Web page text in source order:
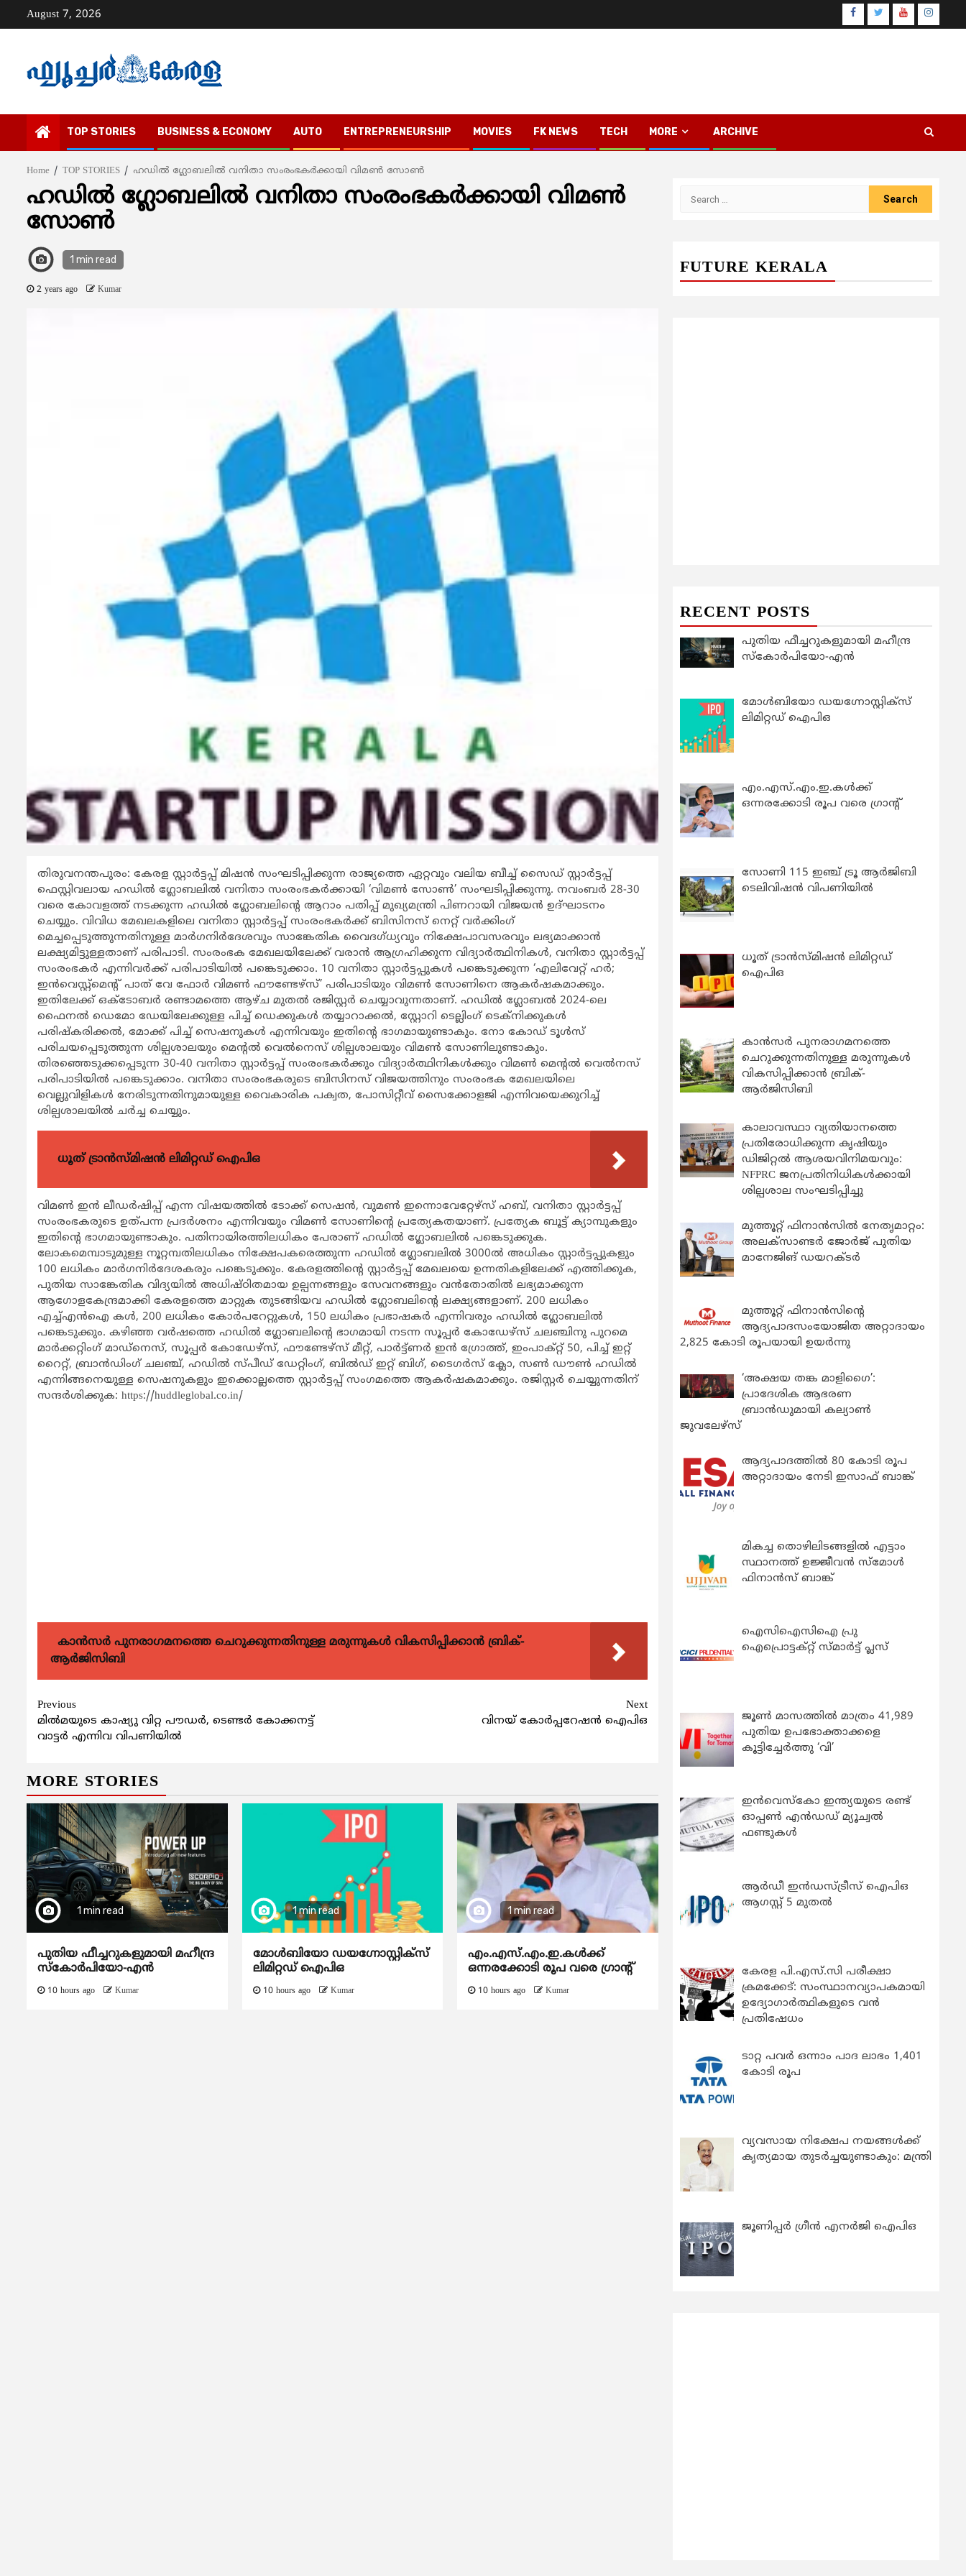
August 7, 2026 Facebook
TwitterYoutube
TOP STORIES BUSINESS & ECONOMY AUTO ENTREPRENEURSHIP MOVIES FK NEWS TECH MORE ARCHIVE
Home TOP STORIES ഹഡില്‍ ഗ്ലോബലില്‍ വനിതാ സംരംഭകര്‍ക്കായി വിമണ്‍ സോണ്‍
ഹഡില്‍ ഗ്ലോബലില്‍ വനിതാ സംരംഭകര്‍ക്കായി വിമണ്‍
സോണ്‍
1 min read
2 years ago Kumar
തിരുവനന്തപുരം: കേരള സ്റ്റാര്‍ട്ടപ്പ് മിഷന്‍ സംഘടിപ്പിക്കുന്ന രാജ്യത്തെ ഏറ്റവും വലിയ ബീച്ച് സൈഡ് സ്റ്റാര്‍ട്ടപ്പ്
ഫെസ്റ്റിവലായ ഹഡില്‍ ഗ്ലോബലില്‍ വനിതാ സംരംഭകര്‍ക്കായി ‘വിമണ്‍ സോണ്‍’ സംഘടിപ്പിക്കുന്നു. നവംബര്‍ 28-30
വരെ കോവളത്ത് നടക്കുന്ന ഹഡില്‍ ഗ്ലോബലിന്‍റെ ആറാം പതിപ്പ് മുഖ്യമന്ത്രി പിണറായി വിജയന്‍ ഉദ്ഘാടനം
ചെയ്യും. വിവിധ മേഖലകളിലെ വനിതാ സ്റ്റാര്‍ട്ടപ്പ് സംരംഭകര്‍ക്ക് ബിസിനസ് നെറ്റ് വര്‍ക്കിംഗ്
മെച്ചപ്പെടുത്തുന്നതിനുള്ള മാര്‍ഗനിര്‍ദേശവും സാങ്കേതിക വൈദഗ്ധ്യവും നിക്ഷേപാവസരവും ലഭ്യമാക്കാന്‍
ലക്ഷ്യമിട്ടുള്ളതാണ് പരിപാടി. സംരംഭക മേഖലയിലേക്ക് വരാന്‍ ആഗ്രഹിക്കുന്ന വിദ്യാര്‍ത്ഥിനികള്‍, വനിതാ സ്റ്റാര്‍ട്ടപ്പ്
സംരംഭകര്‍ എന്നിവര്‍ക്ക് പരിപാടിയില്‍ പങ്കെടുക്കാം. 10 വനിതാ സ്റ്റാര്‍ട്ടപ്പുകള്‍ പങ്കെടുക്കുന്ന ‘എലിവേറ്റ് ഹര്‍;
ഇന്‍വെസ്റ്റ്മെന്‍റ് പാത് വേ ഫോര്‍ വിമണ്‍ ഫൗണ്ടേഴ്സ്’ പരിപാടിയും വിമണ്‍ സോണിനെ ആകര്‍ഷകമാക്കും.
ഇതിലേക്ക് ഒക്ടോബര്‍ രണ്ടാമത്തെ ആഴ്ച മുതല്‍ രജിസ്റ്റര്‍ ചെയ്യാവുന്നതാണ്. ഹഡില്‍ ഗ്ലോബല്‍ 2024-ലെ
ഫൈനല്‍ ഡെമോ ഡേയിലേക്കുള്ള പിച്ച് ഡെക്കുകള്‍ തയ്യാറാക്കല്‍, സ്റ്റോറി ടെല്ലിംഗ് ടെക്നിക്കുകള്‍
പരിഷ്കരിക്കല്‍, മോക്ക് പിച്ച് സെഷനുകള്‍ എന്നിവയും ഇതിന്‍റെ ഭാഗമായുണ്ടാകും. നോ കോഡ് ടൂള്‍സ്
പരിചയപ്പെടുത്തുന്ന ശില്പശാലയും മെന്‍റല്‍ വെല്‍നെസ് ശില്പശാലയും വിമണ്‍ സോണിലുണ്ടാകും.
തിരഞ്ഞെടുക്കപ്പെടുന്ന 30-40 വനിതാ സ്റ്റാര്‍ട്ടപ്പ് സംരംഭകര്‍ക്കും വിദ്യാര്‍ത്ഥിനികള്‍ക്കും വിമണ്‍ മെന്‍റല്‍ വെല്‍നസ്
പരിപാടിയില്‍ പങ്കെടുക്കാം. വനിതാ സംരംഭകരുടെ ബിസിനസ് വിജയത്തിനും സംരംഭക മേഖലയിലെ
വെല്ലുവിളികള്‍ നേരിടുന്നതിനുമായുള്ള വൈകാരിക പക്വത, പോസിറ്റീവ് സൈക്കോളജി എന്നിവയെക്കുറിച്ച്
ശില്പശാലയില്‍ ചര്‍ച്ച ചെയ്യും.
ധൂത് ട്രാൻസ്മിഷൻ ലിമിറ്റഡ് ഐപിഒ
വിമണ്‍ ഇന്‍ ലീഡര്‍ഷിപ്പ് എന്ന വിഷയത്തില്‍ ടോക്ക് സെഷന്‍, വുമണ്‍ ഇന്നൊവേറ്റേഴ്സ് ഹബ്, വനിതാ സ്റ്റാര്‍ട്ടപ്പ്
സംരംഭകരുടെ ഉത്പന്ന പ്രദര്‍ശനം എന്നിവയും വിമണ്‍ സോണിന്‍റെ പ്രത്യേകതയാണ്. പ്രത്യേക ബൂട്ട് ക്യാമ്പുകളും
ഇതിന്‍റെ ഭാഗമായുണ്ടാകും. പതിനായിരത്തിലധികം പേരാണ് ഹഡില്‍ ഗ്ലോബലില്‍ പങ്കെടുക്കുക.
ലോകമെമ്പാടുമുള്ള നൂറ്റമ്പതിലധികം നിക്ഷേപകരെത്തുന്ന ഹഡില്‍ ഗ്ലോബലില്‍ 3000ല്‍ അധികം സ്റ്റാര്‍ട്ടപ്പുകളും
100 ലധികം മാര്‍ഗനിര്‍ദേശകരും പങ്കെടുക്കും. കേരളത്തിന്‍റെ സ്റ്റാര്‍ട്ടപ്പ് മേഖലയെ ഉന്നതികളിലേക്ക് എത്തിക്കുക,
പുതിയ സാങ്കേതിക വിദ്യയില്‍ അധിഷ്ഠിതമായ ഉല്പന്നങ്ങളും സേവനങ്ങളും വന്‍തോതില്‍ ലഭ്യമാക്കുന്ന
ആഗോളകേന്ദ്രമാക്കി കേരളത്തെ മാറ്റുക തുടങ്ങിയവ ഹഡില്‍ ഗ്ലോബലിന്‍റെ ലക്ഷ്യങ്ങളാണ്. 200 ലധികം
എച്ച്എന്‍ഐ കള്‍, 200 ലധികം കോര്‍പറേറ്റുകള്‍, 150 ലധികം പ്രഭാഷകര്‍ എന്നിവരും ഹഡില്‍ ഗ്ലോബലില്‍
പങ്കെടുക്കും. കഴിഞ്ഞ വര്‍ഷത്തെ ഹഡില്‍ ഗ്ലോബലിന്‍റെ ഭാഗമായി നടന്ന സൂപ്പര്‍ കോഡേഴ്സ് ചലഞ്ചിനു പുറമെ
മാര്‍ക്കറ്റിംഗ് മാഡ്നെസ്, സൂപ്പര്‍ കോഡേഴ്സ്, ഫൗണ്ടേഴ്സ് മീറ്റ്, പാര്‍ട്ട്ണര്‍ ഇന്‍ ഗ്രോത്ത്, ഇംപാക്റ്റ് 50, പിച്ച് ഇറ്റ്
റൈറ്റ്, ബ്രാന്‍ഡിംഗ് ചലഞ്ച്, ഹഡില്‍ സ്പീഡ് ഡേറ്റിംഗ്, ബില്‍ഡ് ഇറ്റ് ബിഗ്, ടൈഗര്‍സ് ക്ലോ, സണ്‍ ഡൗണ്‍ ഹഡില്‍
എന്നിങ്ങനെയുള്ള സെഷനുകളും ഇക്കൊല്ലത്തെ സ്റ്റാര്‍ട്ടപ്പ് സംഗമത്തെ ആകര്‍ഷകമാക്കും. രജിസ്റ്റര്‍ ചെയ്യുന്നതിന്
സന്ദര്‍ശിക്കുക: https://huddleglobal.co.in/
കാന്‍സര്‍ പുനരാഗമനത്തെ ചെറുക്കുന്നതിനുള്ള മരുന്നുകള്‍ വികസിപ്പിക്കാന്‍ ബ്രിക്-
ആര്‍ജിസിബി
Continue
Reading
Previous
മില്‍മയുടെ കാഷ്യു വിറ്റ പൗഡര്‍, ടെണ്ടര്‍ കോക്കനട്ട്
വാട്ടര്‍ എന്നിവ വിപണിയിൽ
Next
വിനയ് കോര്‍പ്പറേഷന്‍ ഐപിഒ
MORE STORIES
1 min read
പുതിയ ഫീച്ചറുകളുമായി മഹീന്ദ്ര
സ്കോർപിയോ-എൻ
10 hours ago Kumar
1 min read
മോൾബിയോ ഡയഗ്നോസ്റ്റിക്സ്
ലിമിറ്റഡ് ഐപിഒ
10 hours ago Kumar
1 min read
എം.എസ്.എം.ഇ.കൾക്ക്
ഒന്നരക്കോടി രൂപ വരെ ഗ്രാന്റ്
10 hours ago Kumar
FUTURE KERALA
RECENT POSTS
പുതിയ ഫീച്ചറുകളുമായി മഹീന്ദ്ര
സ്കോർപിയോ-എൻ
മോൾബിയോ ഡയഗ്നോസ്റ്റിക്സ്
ലിമിറ്റഡ് ഐപിഒ
എം.എസ്.എം.ഇ.കൾക്ക്
ഒന്നരക്കോടി രൂപ വരെ ഗ്രാന്റ്
സോണി 115 ഇഞ്ച് ട്രൂ ആർജിബി
ടെലിവിഷൻ വിപണിയിൽ
ധൂത് ട്രാൻസ്മിഷൻ ലിമിറ്റഡ്
ഐപിഒ
കാന്‍സര്‍ പുനരാഗമനത്തെ
ചെറുക്കുന്നതിനുള്ള മരുന്നുകള്‍
വികസിപ്പിക്കാന്‍ ബ്രിക്-
ആര്‍ജിസിബി
കാലാവസ്ഥാ വ്യതിയാനത്തെ
പ്രതിരോധിക്കുന്ന കൃഷിയും
ഡിജിറ്റൽ ആശയവിനിമയവും:
NFPRC ജനപ്രതിനിധികൾക്കായി
ശില്പശാല സംഘടിപ്പിച്ചു
മുത്തൂറ്റ് ഫിനാൻസിൽ നേതൃമാറ്റം:
അലക്സാണ്ടർ ജോർജ് പുതിയ
മാനേജിങ് ഡയറക്ടർ
മുത്തൂറ്റ് ഫിനാൻസിന്റെ
ആദ്യപാദസംയോജിത അറ്റാദായം
2,825 കോടി രൂപയായി ഉയർന്നു
‘അക്ഷയ തങ്ക മാളിഗൈ’:
പ്രാദേശിക ആഭരണ
ബ്രാന്‍ഡുമായി കല്യാണ്‍
ജുവലേഴ്‌സ്
ആദ്യപാദത്തിൽ 80 കോടി രൂപ
അറ്റാദായം നേടി ഇസാഫ് ബാങ്ക്
മികച്ച തൊഴിലിടങ്ങളിൽ എട്ടാം
സ്ഥാനത്ത് ഉജ്ജീവൻ സ്മോൾ
ഫിനാൻസ് ബാങ്ക്
ഐസിഐസിഐ പ്രു
ഐപ്രൊട്ടക്റ്റ് സ്മാർട്ട് പ്ലസ്
ജൂൺ മാസത്തിൽ മാത്രം 41,989
പുതിയ ഉപഭോക്താക്കളെ
കൂട്ടിച്ചേർത്തു ‘വി’
ഇന്‍വെസ്കോ ഇന്ത്യയുടെ രണ്ട്
ഓപ്പണ്‍ എന്‍ഡഡ് മ്യൂച്വല്‍
ഫണ്ടുകള്‍
ആർഡീ ഇൻഡസ്ട്രീസ് ഐപിഒ
ആഗസ്റ്റ് 5 മുതൽ
കേരള പി.എസ്.സി പരീക്ഷാ
ക്രമക്കേട്: സംസ്ഥാനവ്യാപകമായി
ഉദ്യോഗാര്‍ത്ഥികളുടെ വന്‍
പ്രതിഷേധം
ടാറ്റ പവർ ഒന്നാം പാദ ലാഭം 1,401
കോടി രൂപ
വ്യവസായ നിക്ഷേപ നയങ്ങള്‍ക്ക്
കൃത്യമായ തുടര്‍ച്ചയുണ്ടാകും: മന്ത്രി
ജൂണിപ്പർ ഗ്രീൻ എനർജി ഐപിഒ